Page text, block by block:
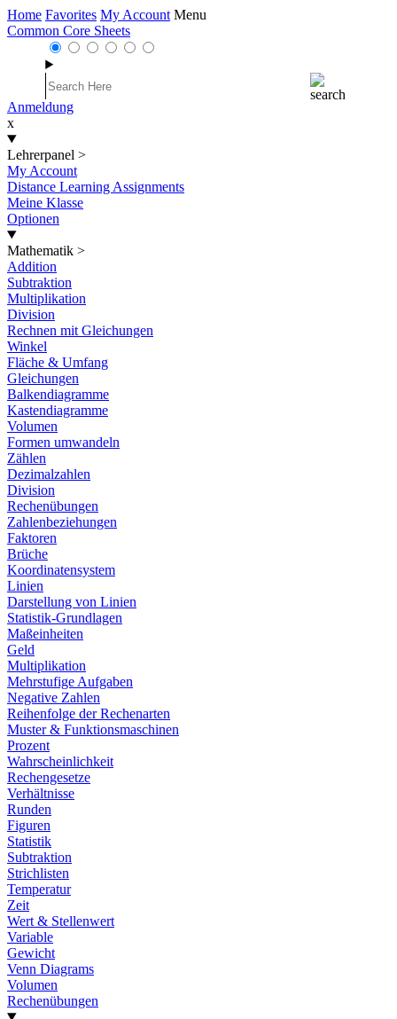
Home Favorites My Account Menu
Common Core Sheets
Anmeldung
x
Lehrerpanel >
My Account
Distance Learning Assignments
Meine Klasse
Optionen
Mathematik >
Addition
Subtraktion
Multiplikation
Division
Rechnen mit Gleichungen
Winkel
Fläche & Umfang
Gleichungen
Balkendiagramme
Kastendiagramme
Volumen
Formen umwandeln
Zählen
Dezimalzahlen
Division
Rechenübungen
Zahlenbeziehungen
Faktoren
Brüche
Koordinatensystem
Linien
Darstellung von Linien
Statistik-Grundlagen
Maßeinheiten
Geld
Multiplikation
Mehrstufige Aufgaben
Negative Zahlen
Reihenfolge der Rechenarten
Muster & Funktionsmaschinen
Prozent
Wahrscheinlichkeit
Rechengesetze
Verhältnisse
Runden
Figuren
Statistik
Subtraktion
Strichlisten
Temperatur
Zeit
Wert & Stellenwert
Variable
Gewicht
Venn Diagrams
Volumen
Rechenübungen